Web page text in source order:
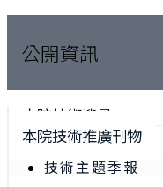
公開資訊
本院技術搜尋
本院技術推廣刊物
技術主題季報